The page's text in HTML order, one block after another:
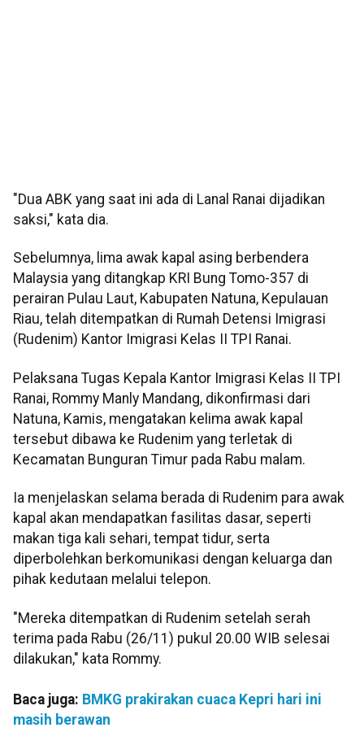
"Dua ABK yang saat ini ada di Lanal Ranai dijadikan
saksi," kata dia.
Sebelumnya, lima awak kapal asing berbendera
Malaysia yang ditangkap KRI Bung Tomo-357 di
perairan Pulau Laut, Kabupaten Natuna, Kepulauan
Riau, telah ditempatkan di Rumah Detensi Imigrasi
(Rudenim) Kantor Imigrasi Kelas II TPI Ranai.
Pelaksana Tugas Kepala Kantor Imigrasi Kelas II TPI
Ranai, Rommy Manly Mandang, dikonfirmasi dari
Natuna, Kamis, mengatakan kelima awak kapal
tersebut dibawa ke Rudenim yang terletak di
Kecamatan Bunguran Timur pada Rabu malam.
Ia menjelaskan selama berada di Rudenim para awak
kapal akan mendapatkan fasilitas dasar, seperti
makan tiga kali sehari, tempat tidur, serta
diperbolehkan berkomunikasi dengan keluarga dan
pihak kedutaan melalui telepon.
"Mereka ditempatkan di Rudenim setelah serah
terima pada Rabu (26/11) pukul 20.00 WIB selesai
dilakukan," kata Rommy.
Baca juga: BMKG prakirakan cuaca Kepri hari ini
masih berawan